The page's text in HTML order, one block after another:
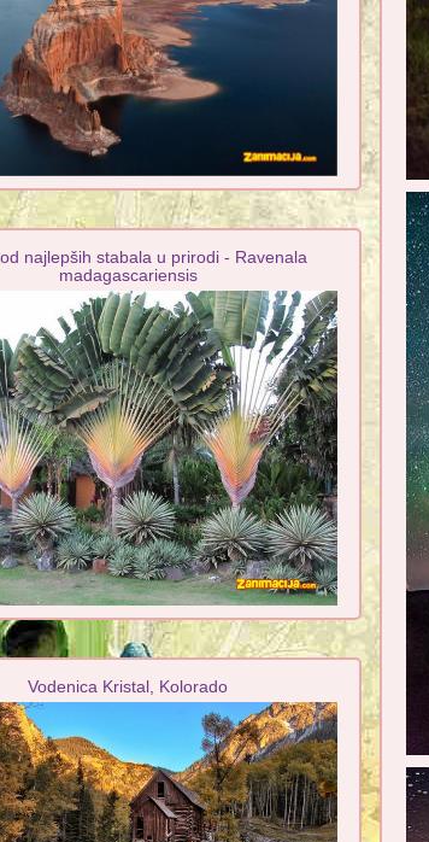
najlepših stabala u prirodi - Ravenala
madagascariensis
Vodenica Kristal, Kolorado